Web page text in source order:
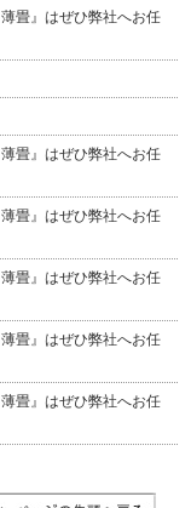
畳』はぜひ弊社へお任
畳』はぜひ弊社へお任
畳』はぜひ弊社へお任
畳』はぜひ弊社へお任
畳』はぜひ弊社へお任
畳』はぜひ弊社へお任